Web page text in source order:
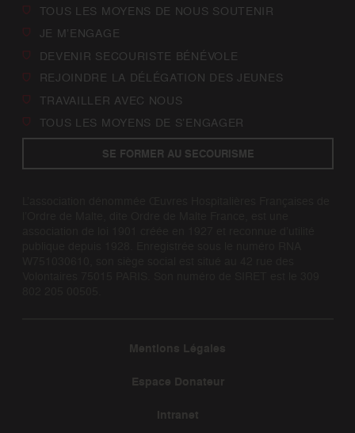
TOUS LES MOYENS DE NOUS SOUTENIR
JE M’ENGAGE
DEVENIR SECOURISTE BÉNÉVOLE
REJOINDRE LA DÉLÉGATION DES JEUNES
TRAVAILLER AVEC NOUS
TOUS LES MOYENS DE S’ENGAGER
SE FORMER AU SECOURISME
Mentions Légales
Espace Donateur
Intranet